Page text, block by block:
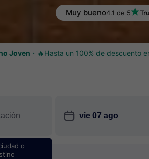
Muy bueno4.1 de 5
Joven 🔥Hasta un 100% de descuento
o
󱎗